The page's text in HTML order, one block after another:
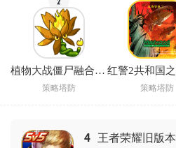
植物大战僵尸融合版3.8辅助菜单版(PlantsVsZombiesRH)
策略塔防 策略塔防
4 王者荣耀旧版本